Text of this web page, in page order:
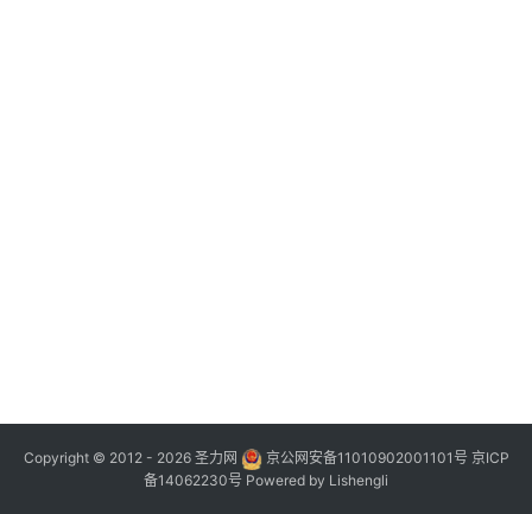
Copyright © 2012 - 2026 圣力网 京公网安备11010902001101号 京ICP
备14062230号 Powered by Lishengli